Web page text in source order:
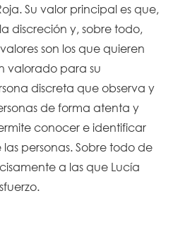
Su valor principal es que,
discreción y, sobre todo,
son los que quieren
valorado para su
discreta que observa y
de forma atenta y
conocer e identificar
personas. Sobre todo de
a las que Lucía